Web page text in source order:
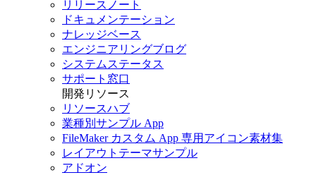
リリースノート
ドキュメンテーション
ナレッジベース
エンジニアリングブログ
システムステータス
サポート窓口
開発リソース
リソースハブ
業種別サンプル App
FileMaker カスタム App 専用アイコン素材集
レイアウトテーマサンプル
アドオン